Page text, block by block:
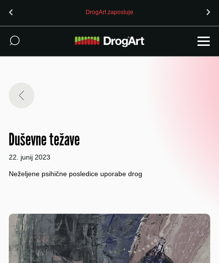
DrogArt zaposluje
Duševne težave
22. junij 2023
Neželjene psihične posledice uporabe drog